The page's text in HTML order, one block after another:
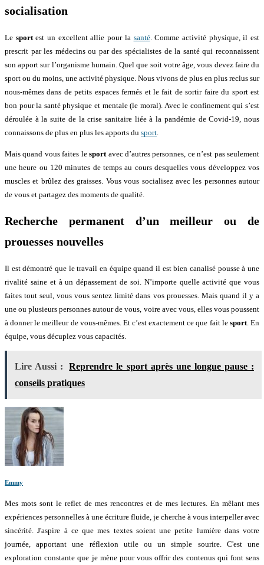
socialisation
Le sportest un excellent allie pour la santé. Comme activité physique, il est
prescrit par les médecins ou par des spécialistes de la santé qui reconnaissent
son apport sur l’organisme humain. Quel que soit votre âge, vous devez faire du
sport ou du moins, une activité physique. Nous vivons de plus en plus reclus sur
nous-mêmes dans de petits espaces fermés et le fait de sortir faire du sport est
bon pour la santé physique et mentale (le moral). Avec le confinement qui s’est
déroulée à la suite de la crise sanitaire liée à la pandémie de Covid-19, nous
connaissons de plus en plus les apports du sport
Mais quand vous faites lesport avec d’autres personnes, ce n’est pas seulement
une heure ou 120 minutes de temps au cours desquelles vous développez vos
muscles et brûlez des graisses. Vous vous socialisez avec les personnes autour
de vous et partagez des moments de qualité.
Recherche permanent d’un meilleur ou de
prouesses nouvelles
Il est démontré que le travail en équipe quand il est bien canalisé pousse à une
rivalité saine et à un dépassement de soi. N’importe quelle activité que vous
faites tout seul, vous vous sentez limité dans vos prouesses. Mais quand il y a
une ou plusieurs personnes autour de vous, voire avec vous, elles vous poussent
à donner le meilleur de vous-mêmes. Et c’est exactement ce que fait le sport. En
équipe, vous décuplez vous capacités.
Lire Aussi :
Reprendre le sport après une longue pause :
conseils pratiques
Emmy
Mes mots sont le reflet de mes rencontres et de mes lectures. En mêlant mes
expériences personnelles à une écriture fluide, je cherche à vous interpeller avec
sincérité. J'aspire à ce que mes textes soient une petite lumière dans votre
journée, apportant une réflexion utile ou un simple sourire. C'est une
exploration constante que je mène pour vous offrir des contenus qui font sens